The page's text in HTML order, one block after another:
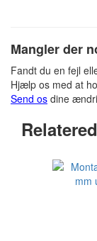
Mangler der
Fandt du en fejl
Hjælp os med at
Send os dine